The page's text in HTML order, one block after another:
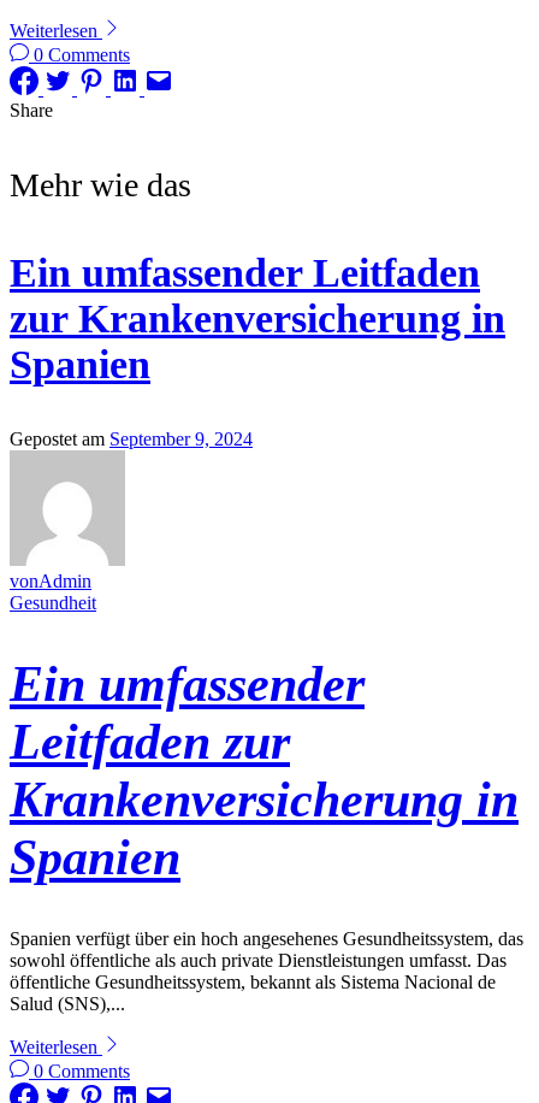
Weiterlesen
0 Comments
Share
Mehr wie das
Ein umfassender Leitfaden
zur Krankenversicherung in
Spanien
Gepostet am September 9, 2024
vonAdmin
Gesundheit
Ein umfassender
Leitfaden zur
Krankenversicherung in
Spanien
Spanien verfügt über ein hoch angesehenes Gesundheitssystem, das
sowohl öffentliche als auch private Dienstleistungen umfasst. Das
öffentliche Gesundheitssystem, bekannt als Sistema Nacional de
Salud (SNS),...
Weiterlesen
0 Comments